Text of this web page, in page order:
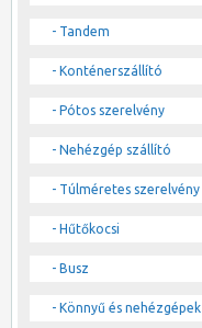
- Tandem
- Konténerszállító
- Pótos szerelvény
- Nehézgép szállító
- Túlméretes szerelvény
- Hűtőkocsi
- Busz
- Könnyű és nehézgépek